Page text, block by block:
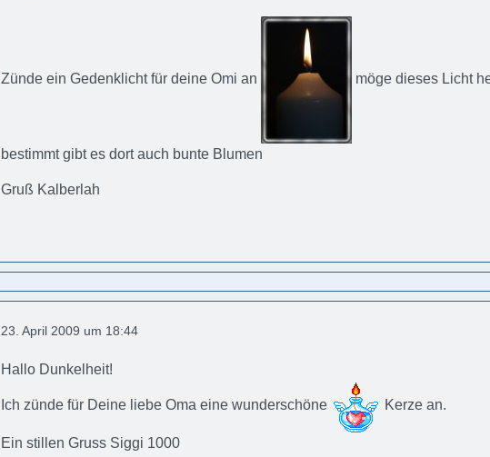
Zünde ein Gedenklicht für deine Omi an möge dieses Licht
bestimmt gibt es dort auch bunte Blumen
Gruß Kalberlah
23. April 2009 um 18:44
Hallo Dunkelheit!
Ich zünde für Deine liebe Oma eine wunderschöne Kerze an.
Ein stillen Gruss Siggi 1000